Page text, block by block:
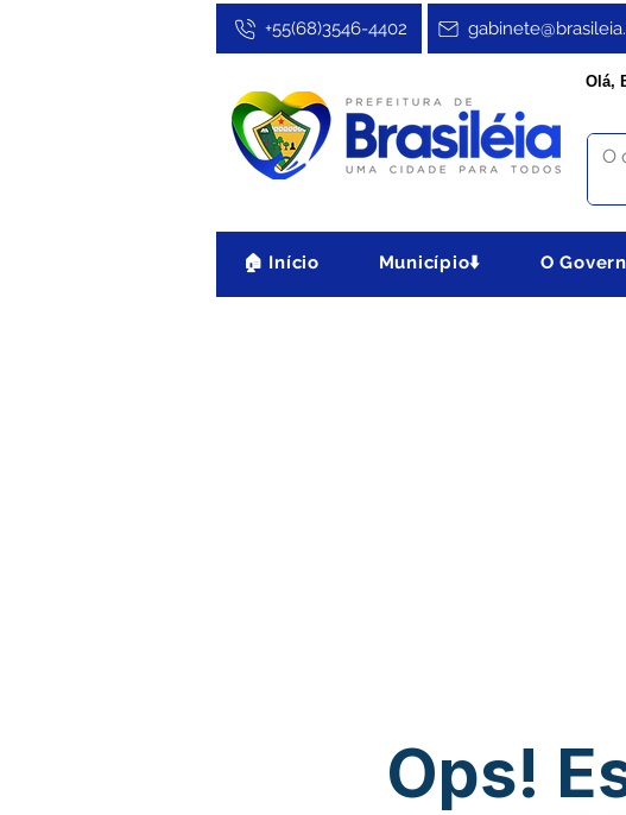
+55(68)3546-4402
Olá,
🏠 Início Município⬇️ O
Ops!